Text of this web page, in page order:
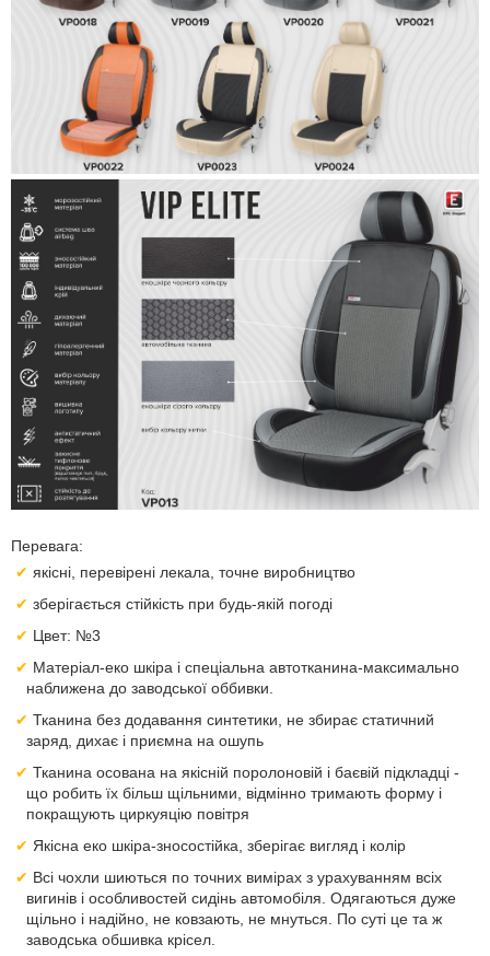
Перевага:
якісні, перевірені лекала, точне виробництво
зберігається стійкість при будь-якій погоді
Цвет: №3
Матеріал-еко шкіра і спеціальна автотканина-максимально
наближена до заводської оббивки.
Тканина без додавання синтетики, не збирає статичний
заряд, дихає і приємна на ошупь
Тканина осована на якісній поролоновій і баєвій підкладці -
що робить їх більш щільними, відмінно тримають форму і
покращують циркуяцію повітря
Якісна еко шкіра-зносостійка, зберігає вигляд і колір
Всі чохли шиються по точних вимірах з урахуванням всіх
вигинів і особливостей сидінь автомобіля. Одягаються дуже
щільно і надійно, не ковзають, не мнуться. По суті це та ж
заводська обшивка крісел.